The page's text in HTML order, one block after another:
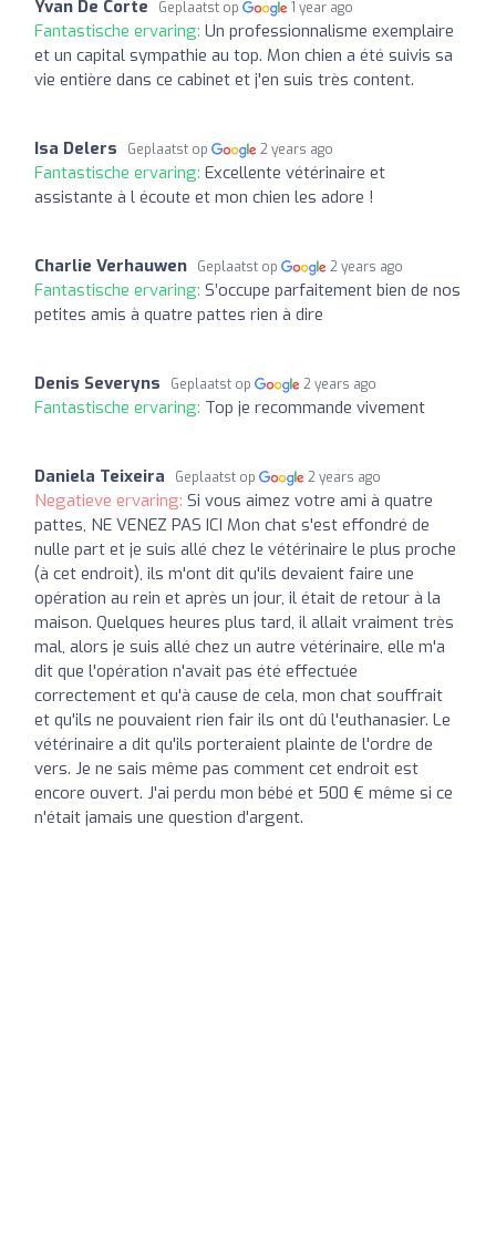
Yvan De Corte Geplaatst op 1 year ago
Fantastische ervaring: Un professionnalisme exemplaire
et un capital sympathie au top. Mon chien a été suivis sa
vie entière dans ce cabinet et j'en suis très content.
Isa Delers Geplaatst op 2 years ago
Fantastische ervaring: Excellente vétérinaire et
assistante à l écoute et mon chien les adore !
Charlie Verhauwen Geplaatst op 2 years ago
Fantastische ervaring: S’occupe parfaitement bien de nos
petites amis à quatre pattes rien à dire
Denis Severyns Geplaatst op 2 years ago
Fantastische ervaring: Top je recommande vivement
Daniela Teixeira Geplaatst op 2 years ago
Negatieve ervaring: Si vous aimez votre ami à quatre
pattes, NE VENEZ PAS ICI Mon chat s'est effondré de
nulle part et je suis allé chez le vétérinaire le plus proche
(à cet endroit), ils m'ont dit qu'ils devaient faire une
opération au rein et après un jour, il était de retour à la
maison. Quelques heures plus tard, il allait vraiment très
mal, alors je suis allé chez un autre vétérinaire, elle m'a
dit que l'opération n'avait pas été effectuée
correctement et qu'à cause de cela, mon chat souffrait
et qu'ils ne pouvaient rien fair ils ont dû l'euthanasier. Le
vétérinaire a dit qu'ils porteraient plainte de l'ordre de
vers. Je ne sais même pas comment cet endroit est
encore ouvert. J'ai perdu mon bébé et 500 € même si ce
n'était jamais une question d'argent.